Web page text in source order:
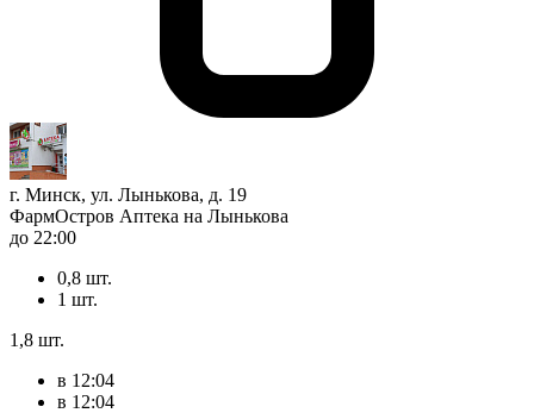
г. Минск, ул. Лынькова, д. 19
ФармОстров Аптека на Лынькова
до 22:00
0,8 шт.
1 шт.
1,8 шт.
в 12:04
в 12:04